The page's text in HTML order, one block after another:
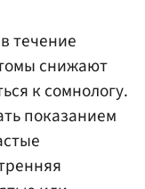
течение
снижают
к сомнологу.
показанием